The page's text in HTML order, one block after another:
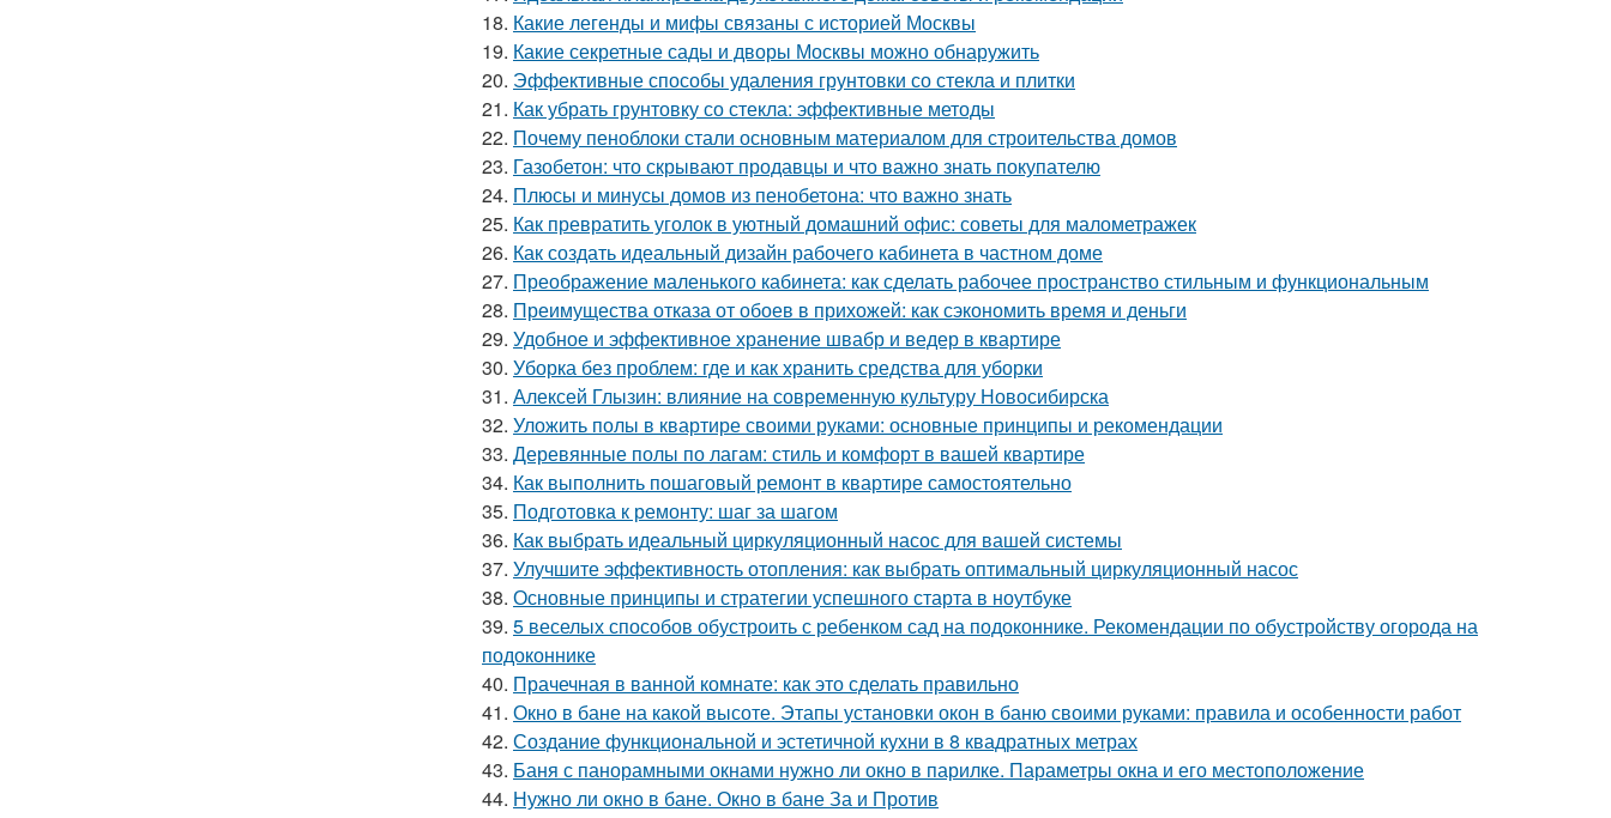
18. Какие легенды и мифы связаны с историей Москвы
19. Какие секретные сады и дворы Москвы можно обнаружить
20. Эффективные способы удаления грунтовки со стекла и плитки
21. Как убрать грунтовку со стекла: эффективные методы
22. Почему пеноблоки стали основным материалом для строительства домов
23. Газобетон: что скрывают продавцы и что важно знать покупателю
24. Плюсы и минусы домов из пенобетона: что важно знать
25. Как превратить уголок в уютный домашний офис: советы для малометражек
26. Как создать идеальный дизайн рабочего кабинета в частном доме
27. Преображение маленького кабинета: как сделать рабочее пространство стильным и функциональным
28. Преимущества отказа от обоев в прихожей: как сэкономить время и деньги
29. Удобное и эффективное хранение швабр и ведер в квартире
30. Уборка без проблем: где и как хранить средства для уборки
31. Алексей Глызин: влияние на современную культуру Новосибирска
32. Уложить полы в квартире своими руками: основные принципы и рекомендации
33. Деревянные полы по лагам: стиль и комфорт в вашей квартире
34. Как выполнить пошаговый ремонт в квартире самостоятельно
35. Подготовка к ремонту: шаг за шагом
36. Как выбрать идеальный циркуляционный насос для вашей системы
37. Улучшите эффективность отопления: как выбрать оптимальный циркуляционный насос
38. Основные принципы и стратегии успешного старта в ноутбуке
39. 5 веселых способов обустроить с ребенком сад на подоконнике. Рекомендации по обустройству огорода на
подоконнике
40. Прачечная в ванной комнате: как это сделать правильно
41. Окно в бане на какой высоте. Этапы установки окон в баню своими руками: правила и особенности работ
42. Создание функциональной и эстетичной кухни в 8 квадратных метрах
43. Баня с панорамными окнами нужно ли окно в парилке. Параметры окна и его местоположение
44. Нужно ли окно в бане. Окно в бане За и Против